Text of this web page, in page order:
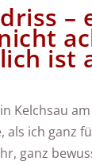
–
ist
Kelchsau
als ich ganz
ganz